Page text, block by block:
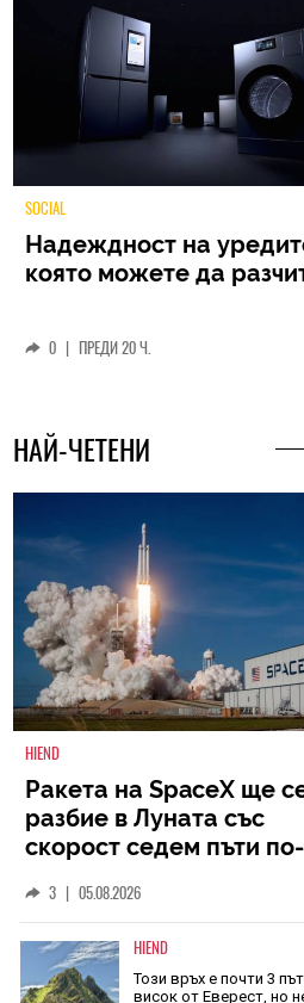
TECH
Ultra – ново име,
НАЙ-ЧЕТЕНИ
HIEND
Ракета на SpaceX ще се
разбие в Луната със
голяма от скоростта на
звука
| 05.08.2026